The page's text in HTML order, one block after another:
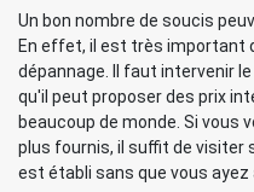
Un bon nombre de soucis
En effet, il est très important
dépannage. Il faut intervenir
qu'il peut proposer des prix
beaucoup de monde. Si vous
plus fournis, il suffit de visiter
est établi sans que vous ayez